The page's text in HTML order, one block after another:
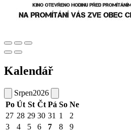
Kalendář
Srpen2026
Po Út St Čt Pá So Ne
27 28 29 30 31 1
2
3
4 5 6 7 8
9